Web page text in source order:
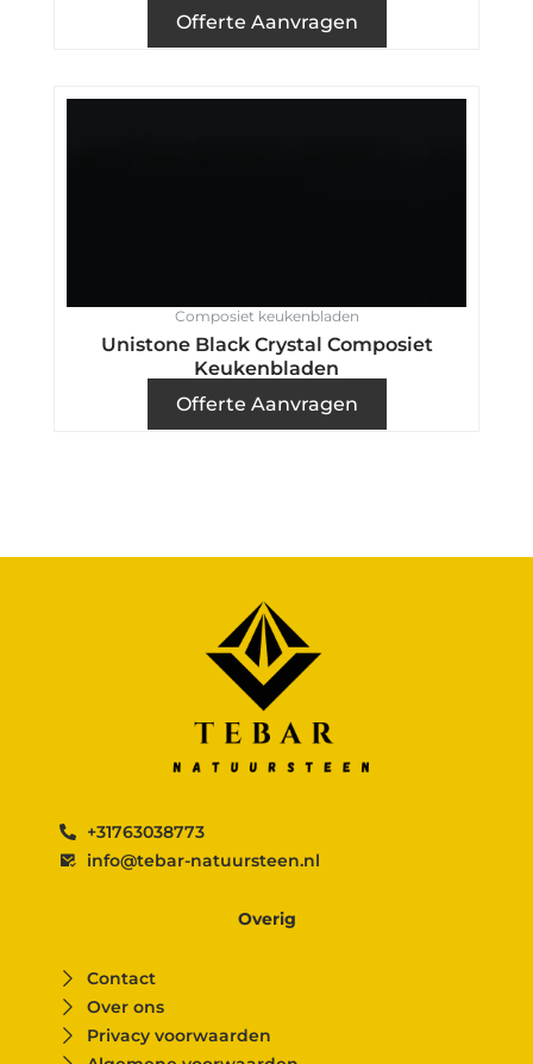
Offerte Aanvragen
Composiet keukenbladen
Unistone Black Crystal Composiet
Keukenbladen
Offerte Aanvragen
+31763038773
info@tebar-natuursteen.nl
Overig
Contact
Over ons
Privacy voorwaarden